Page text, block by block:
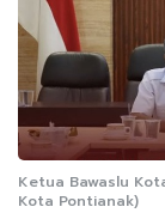
Ketua Bawaslu
Kota Pontianak)